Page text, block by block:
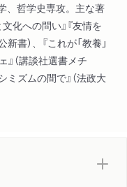
、哲学史専攻。主な著
化への問い』『友情を
書）、『これが「教養」
』（講談社選書メチ
ズムの間で』（法政大